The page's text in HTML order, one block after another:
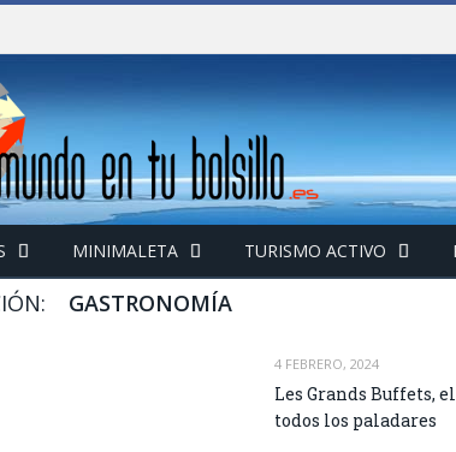
MINIMALETA TURISMO ACTIVO
GASTRONOMÍA
4 FEBRERO, 2024
Les Grands Buffets,
todos los paladares